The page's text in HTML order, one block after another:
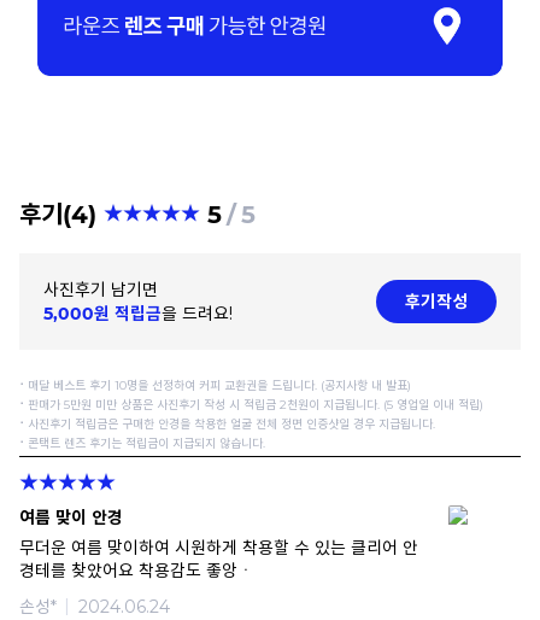
후기(4) 5 5
사진후기 남기면
5,000원 적립금을 드려요!
후기작성
⠂매달 베스트 후기 10명을 선정하여 커피 교환권을 드립니다. (공지사항 내 발표)
⠂판매가 5만원 미만 상품은 사진후기 작성 시 적립금 2천원이 지급됩니다. (5 영업일 이내 적립)
⠂사진후기 적립금은 구매한 안경을 착용한 얼굴 전체 정면 인증샷일 경우 지급됩니다.
⠂콘택트 렌즈 후기는 적립금이 지급되지 않습니다.
여름 맞이 안경
무더운 여름 맞이하여 시원하게 착용할 수 있는 클리어 안
경테를 찾았어요 착용감도 좋앙ㆍ
손성*
2024.06.24